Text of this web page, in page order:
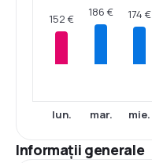
152 €
lun.
186 €
mar.
174 €
mie.
Informații generale